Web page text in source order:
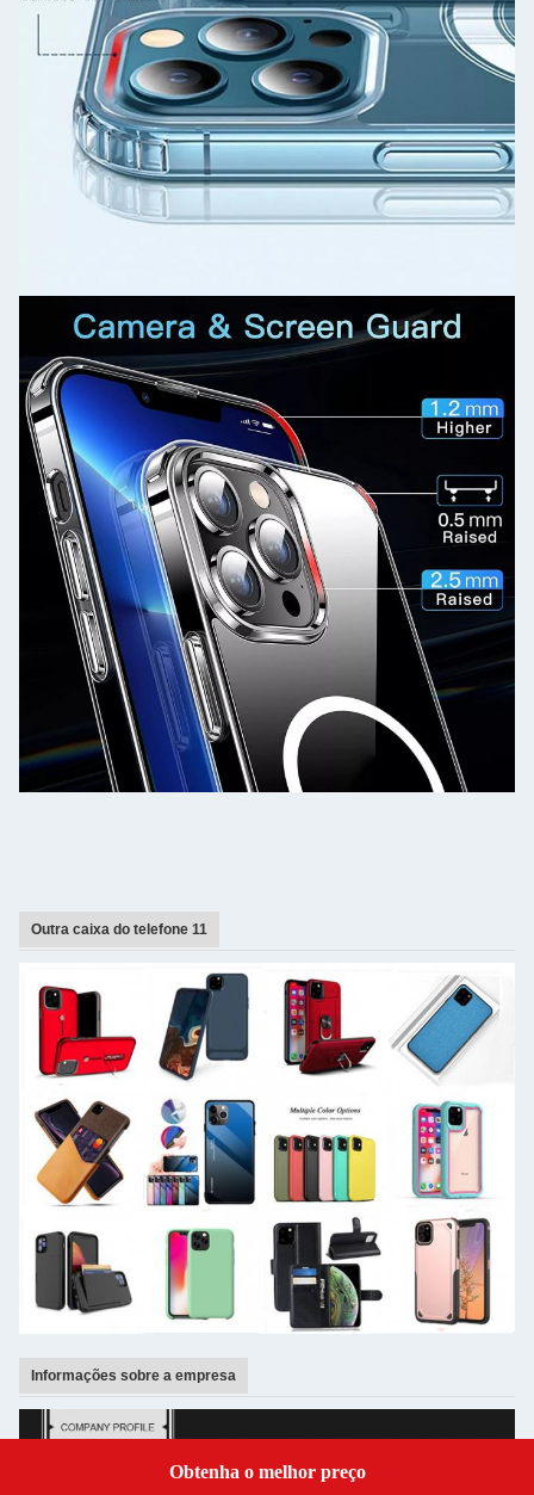
Outra caixa do telefone 11
Informações sobre a empresa
Obtenha o melhor preçoGet a Quote